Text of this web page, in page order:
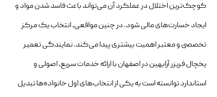
کوچک‌ترین اختلال در عملکرد آن می‌تواند باعث فاسد شدن مواد و
ایجاد خسارت‌های مالی شود. در چنین مواقعی، انتخاب یک مرکز
تخصصی و معتبر اهمیت بیشتری پیدا می‌کند. نمایندگی تعمیر
یخچال فریزر آرابهین در اصفهان با ارائه خدمات سریع، اصولی و
استاندارد توانسته است به یکی از انتخاب‌های اول خانواده‌ها تبدیل